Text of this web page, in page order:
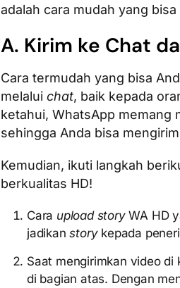
adalah cara mudah yang bisa
A. Kirim ke Chat
Cara termudah yang bisa
melalui chat, baik kepada
ketahui, WhatsApp memang
sehingga Anda bisa
Kemudian, ikuti langkah
berkualitas HD!
Cara upload storyWA HD
jadikanstory kepada
Saat mengirimkan video di
di bagian atas. Dengan